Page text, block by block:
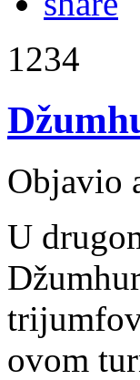
1234
Objavio
U
ovom